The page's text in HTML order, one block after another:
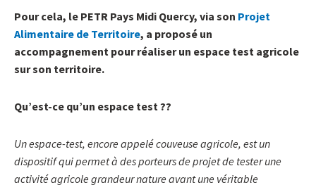
Pour cela, le PETR Pays Midi Quercy, via son Projet
Alimentaire de Territoire, a proposé un
accompagnement pour réaliser un espace test agricole
sur son territoire.
Qu’est-ce qu’un espace test ??
Un espace-test, encore appelé couveuse agricole, est un
dispositif qui permet à des porteurs de projet de tester une
activité agricole grandeur nature avant une véritable